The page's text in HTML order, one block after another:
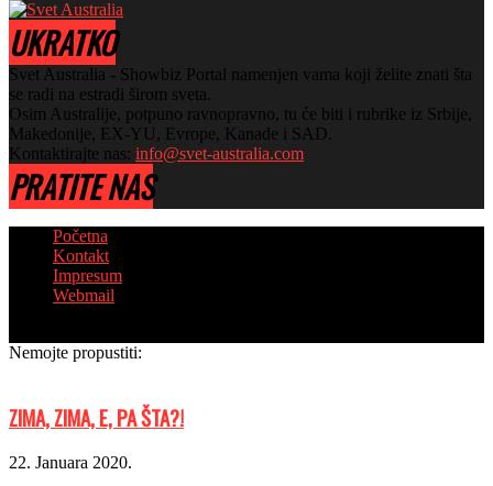
UKRATKO
Svet Australia - Showbiz Portal namenjen vama koji želite znati šta
se radi na estradi širom sveta.
Osim Australije, potpuno ravnopravno, tu će biti i rubrike iz Srbije,
Makedonije, EX-YU, Evrope, Kanade i SAD.
Kontaktirajte nas: info@svet-australia.com
PRATITE NAS
Početna
Kontakt
Impresum
Webmail
Nemojte propustiti:
ZIMA, ZIMA, E, PA ŠTA?!
22. Januara 2020.